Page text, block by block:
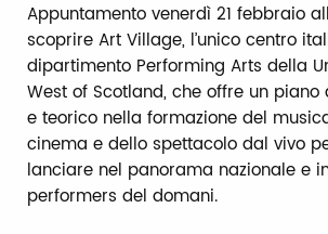
Appuntamento venerdì 21 febbraio
scoprire Art Village, l’unico centro
dipartimento Performing Arts della
West of Scotland, che offre un
e teorico nella formazione del
cinema e dello spettacolo dal vivo
lanciare nel panorama nazionale e
performers del domani.